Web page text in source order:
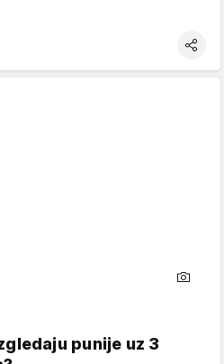
punije uz 3